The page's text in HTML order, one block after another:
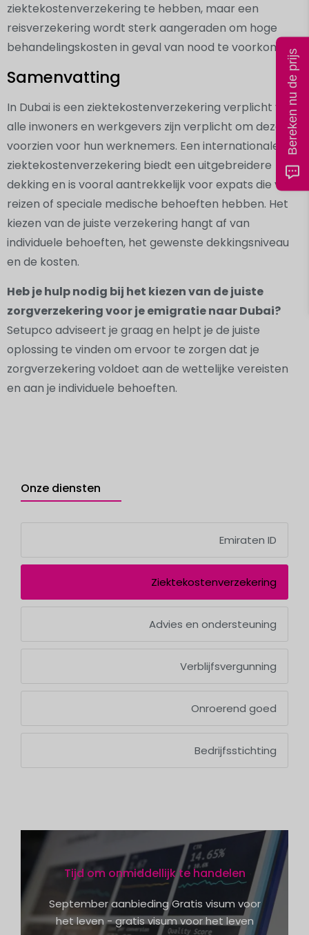
ziektekostenverzekering te hebben, maar een
reisverzekering wordt sterk aangeraden om hoge
behandelingskosten in geval van nood te voorkomen.
Samenvatting
In Dubai is een ziektekostenverzekering verplicht voor
alle inwoners en werkgevers zijn verplicht om deze te
voorzien voor hun werknemers. Een internationale
ziektekostenverzekering biedt een uitgebreidere
dekking en is vooral aantrekkelijk voor expats die vaak
reizen of speciale medische behoeften hebben. Het
kiezen van de juiste verzekering hangt af van
individuele behoeften, het gewenste dekkingsniveau
en de kosten.
Heb je hulp nodig bij het kiezen van de juiste
zorgverzekering voor je emigratie naar Dubai?
Setupco adviseert je graag en helpt je de juiste
oplossing te vinden om ervoor te zorgen dat je
zorgverzekering voldoet aan de wettelijke vereisten
en aan je individuele behoeften.
Onze diensten
Emiraten ID
Ziektekostenverzekering
Advies en ondersteuning
Verblijfsvergunning
Onroerend goed
Bedrijfsstichting
Tijd om onmiddellijk te handelen
September aanbieding Gratis visum voor
het leven - gratis visum voor het leven
Bereken nu de prijs